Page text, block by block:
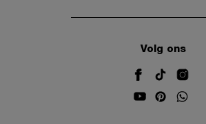
Volg ons